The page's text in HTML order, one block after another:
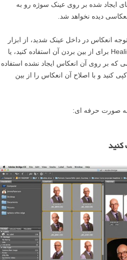
ایجاد شده بر روی عینک سوژه رو به
دیده نخواهد شد.
انعکاس در داخل عینک شدید، از ابزار
های Clone Stamp و Healing Brush برای از بین بردن آن استفاده کنید، یا
که بر روی آن انعکاس ایجاد نشده استفاده
کنید و با اصلاح آن انعکاس را از بین
صورت حرفه ای:
کنید